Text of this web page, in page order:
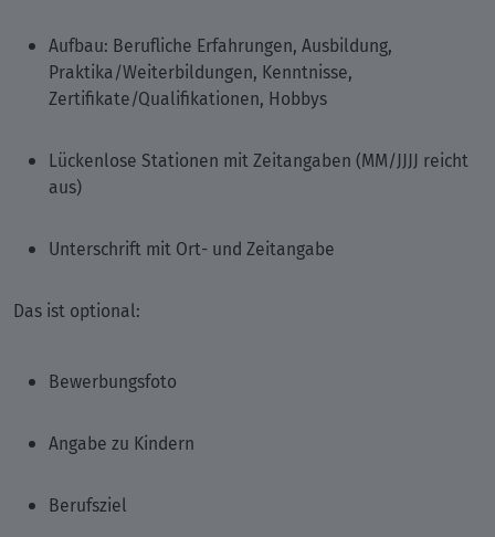
Aufbau: Berufliche Erfahrungen, Ausbildung,
Praktika/Weiterbildungen, Kenntnisse,
Zertifikate/Qualifikationen, Hobbys
Lückenlose Stationen mit Zeitangaben (MM/JJJJ reicht
aus)
Unterschrift mit Ort- und Zeitangabe
Das ist optional:
Bewerbungsfoto
Angabe zu Kindern
Berufsziel